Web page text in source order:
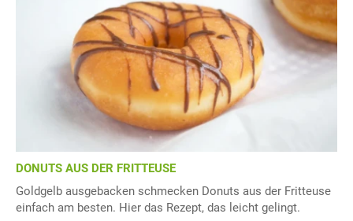
DONUTS AUS DER FRITTEUSE
Goldgelb ausgebacken schmecken Donuts aus der Fritteuse
einfach am besten. Hier das Rezept, das leicht gelingt.